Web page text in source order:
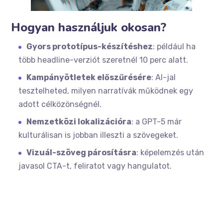
Hogyan használjuk okosan?
Gyors prototípus-készítéshez: például ha
több headline-verziót szeretnél 10 perc alatt.
Kampányötletek előszűrésére: AI-jal
tesztelheted, milyen narratívák működnek egy
adott célközönségnél.
Nemzetközi lokalizációra: a GPT-5 már
kulturálisan is jobban illeszti a szövegeket.
Vizuál-szöveg párosításra: képelemzés után
javasol CTA-t, feliratot vagy hangulatot.